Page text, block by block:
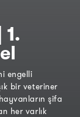
engelli
bir veteriner
şifa
her varlık